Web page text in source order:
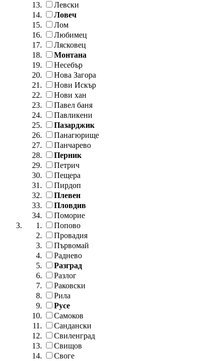
Левски
Ловеч
Лом
Любимец
Лясковец
Монтана
Несебър
Нова Загора
Нови Искър
Нови хан
Павел баня
Павликени
Пазарджик
Панагюрище
Панчарево
Перник
Петрич
Пещера
Пирдоп
Плевен
Пловдив
Поморие
Попово
Провадия
Първомай
Раднево
Разград
Разлог
Раковски
Рила
Русе
Самоков
Сандански
Свиленград
Свищов
Своге